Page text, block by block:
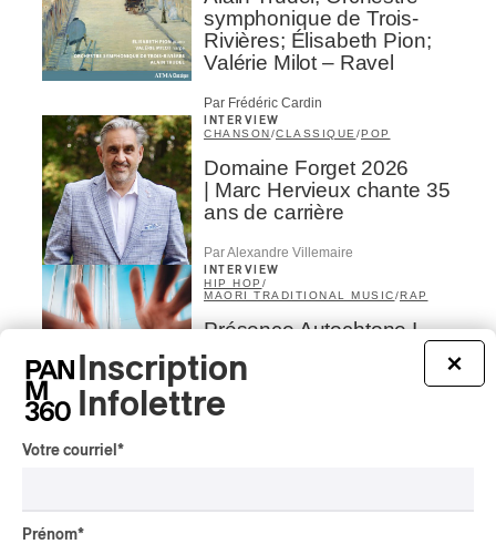
symphonique de Trois-
Rivières; Élisabeth Pion;
Valérie Milot – Ravel
Par Frédéric Cardin
INTERVIEW
CHANSON/CLASSIQUE /POP
Domaine Forget 2026
| Marc Hervieux chante 35
ans de carrière
Par Alexandre Villemaire
INTERVIEW
HIP HOP /
MAORI TRADITIONAL MUSIC/RAP
Présence Autochtone I
Rei: décoloniser par le rap
maori, procurer du
bonheur
Concerts aux Îles du Bic
×
Inscription
Infolettre
Votre courriel *
Prénom*